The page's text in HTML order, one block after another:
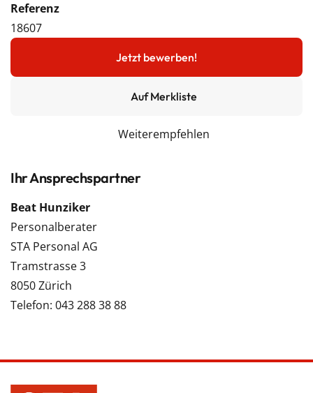
Referenz
18607
Jetzt bewerben!
Auf Merkliste
Weiterempfehlen
Ihr Ansprechspartner
Beat Hunziker
Personalberater
STA Personal AG
Tramstrasse 3
8050 Zürich
Telefon: 043 288 38 88